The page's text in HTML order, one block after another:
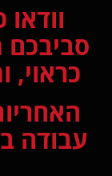
וודאו
סביבכם
כראוי,
עבודה